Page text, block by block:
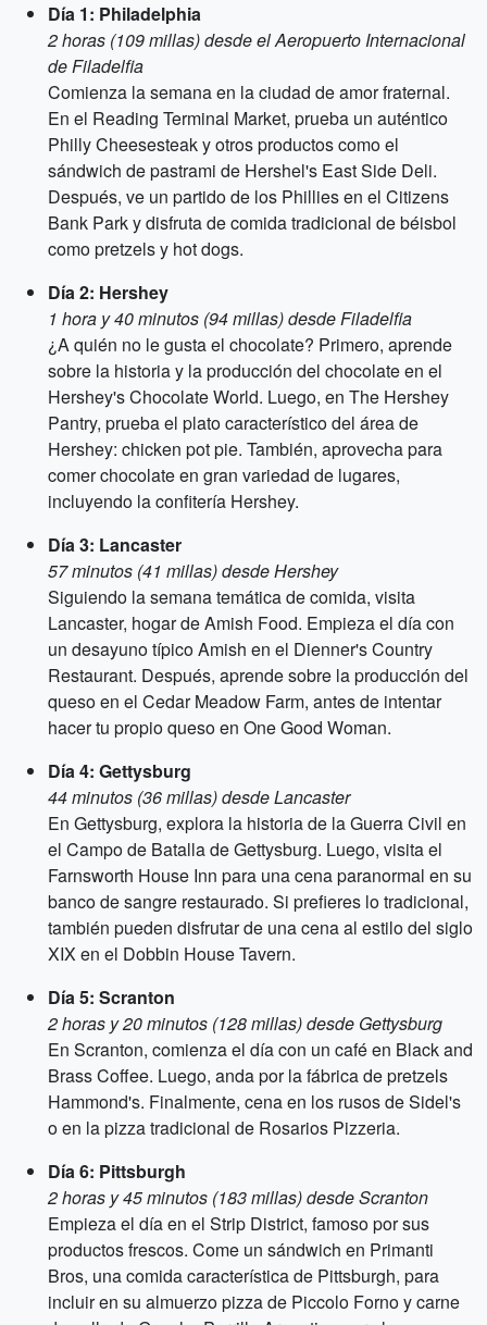
Día 1: Philadelphia
2 horas (109 millas) desde el Aeropuerto Internacional
de Filadelfia
Comienza la semana en la ciudad de amor fraternal.
En el Reading Terminal Market, prueba un auténtico
Philly Cheesesteak y otros productos como el
sándwich de pastrami de Hershel's East Side Deli.
Después, ve un partido de los Phillies en el Citizens
Bank Park y disfruta de comida tradicional de béisbol
como pretzels y hot dogs.
Día 2: Hershey
1 hora y 40 minutos (94 millas) desde Filadelfia
¿A quién no le gusta el chocolate? Primero, aprende
sobre la historia y la producción del chocolate en el
Hershey's Chocolate World. Luego, en The Hershey
Pantry, prueba el plato característico del área de
Hershey: chicken pot pie. También, aprovecha para
comer chocolate en gran variedad de lugares,
incluyendo la confitería Hershey.
Día 3: Lancaster
57 minutos (41 millas) desde Hershey
Siguiendo la semana temática de comida, visita
Lancaster, hogar de Amish Food. Empieza el día con
un desayuno típico Amish en el Dienner's Country
Restaurant. Después, aprende sobre la producción del
queso en el Cedar Meadow Farm, antes de intentar
hacer tu propio queso en One Good Woman.
Día 4: Gettysburg
44 minutos (36 millas) desde Lancaster
En Gettysburg, explora la historia de la Guerra Civil en
el Campo de Batalla de Gettysburg. Luego, visita el
Farnsworth House Inn para una cena paranormal en su
banco de sangre restaurado. Si prefieres lo tradicional,
también pueden disfrutar de una cena al estilo del siglo
XIX en el Dobbin House Tavern.
Día 5: Scranton
2 horas y 20 minutos (128 millas) desde Gettysburg
En Scranton, comienza el día con un café en Black and
Brass Coffee. Luego, anda por la fábrica de pretzels
Hammond's. Finalmente, cena en los rusos de Sidel's
o en la pizza tradicional de Rosarios Pizzeria.
Día 6: Pittsburgh
2 horas y 45 minutos (183 millas) desde Scranton
Empieza el día en el Strip District, famoso por sus
productos frescos. Come un sándwich en Primanti
Bros, una comida característica de Pittsburgh, para
incluir en su almuerzo pizza de Piccolo Forno y carne